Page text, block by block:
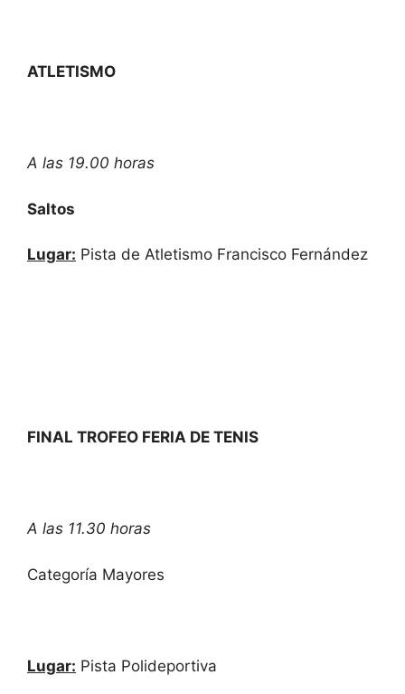
ATLETISMO
A las 19.00 horas
Saltos
Lugar: Pista de Atletismo Francisco Fernández
FINAL TROFEO FERIA DE TENIS
A las 11.30 horas
Categoría Mayores
Lugar: Pista Polideportiva